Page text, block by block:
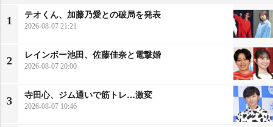
1
テオくん、加藤乃愛との破局を発表
2026-08-07 21:21
2
レインボー池田、佐藤佳奈と電撃婚
2026-08-07 20:00
3
寺田心、ジム通いで筋トレ…激変
2026-08-07 10:46